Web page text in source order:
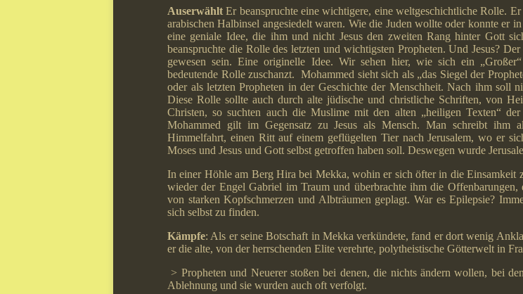
Auserwählt Er beanspruchte eine wichtigere, eine weltgeschichtliche Rolle.
arabischen Halbinsel angesiedelt waren. Wie die Juden wollte oder konnte er
eine geniale Idee, die ihm und nicht Jesus den zweiten Rang hinter Gott
beanspruchte die Rolle des letzten und wichtigsten Propheten. Und Jesus?
gewesen sein. Eine originelle Idee. Wir sehen hier, wie sich ein
bedeutende Rolle zuschanzt. Mohammed sieht sich als „das Siegel der
oder als letzten Propheten in der Geschichte der Menschheit. Nach ihm soll
Diese Rolle sollte auch durch alte jüdische und christliche Schriften, von
Christen, so suchten auch die Muslime mit den alten „heiligen Texten“
Mohammed gilt im Gegensatz zu Jesus als Mensch. Man schreibt ihm
Himmelfahrt, einen Ritt auf einem geflügelten Tier nach Jerusalem, wo er
Moses und Jesus und Gott selbst getroffen haben soll. Deswegen wurde
In einer Höhle am Berg Hira bei Mekka, wohin er sich öfter in die Einsamkeit
wieder der Engel Gabriel im Traum und überbrachte ihm die
von starken Kopfschmerzen und Albträumen geplagt. War es Epilepsie?
sich selbst zu finden.
Kämpfe: Als er seine Botschaft in Mekka verkündete, fand er dort wenig
er die alte, von der herrschenden Elite verehrte, polytheistische Götterwelt in
> Propheten und Neuerer stoßen bei denen, die nichts ändern wollen, bei
Ablehnung und sie wurden auch oft verfolgt.